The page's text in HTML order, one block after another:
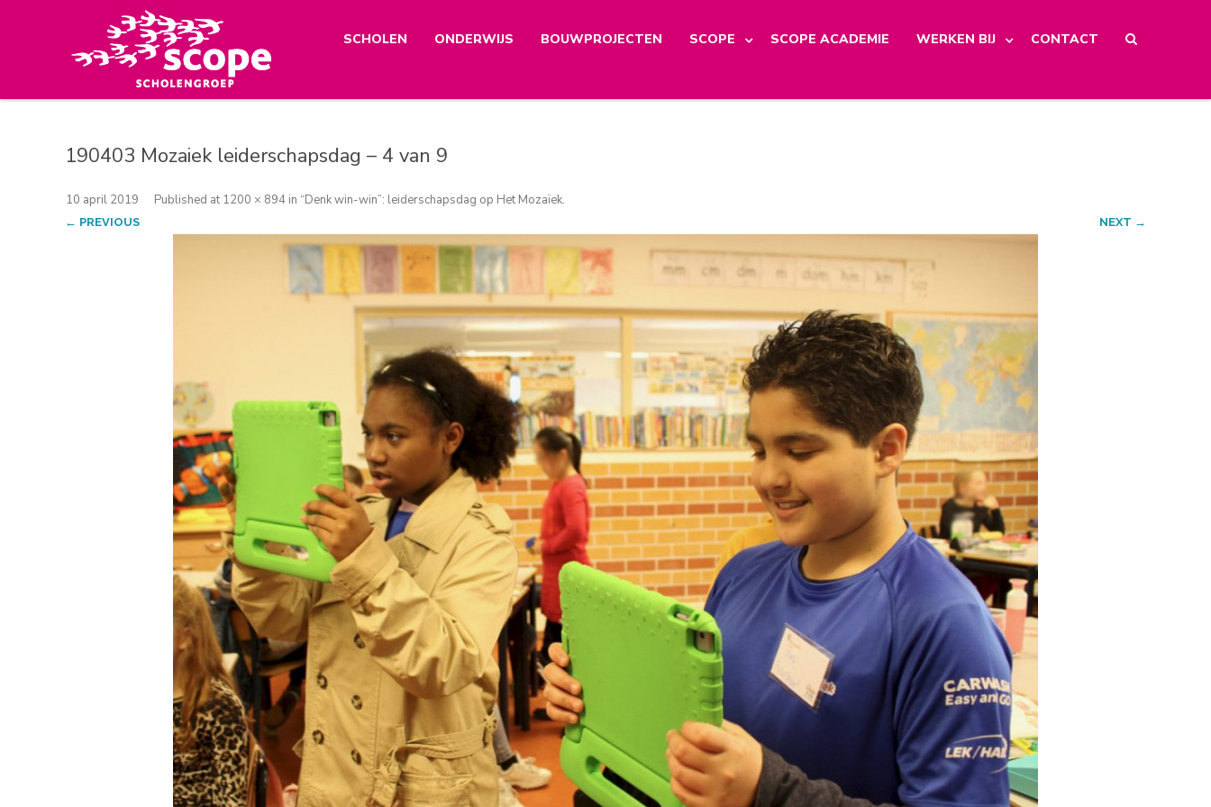
SCHOLEN ONDERWIJS BOUWPROJECTEN SCOPE SCOPE ACADEMIE WERKEN BIJ CONTACT
190403 Mozaiek leiderschapsdag – 4 van 9
Published
10 april 2019 at 1200 × 894 in “Denk win-win”: leiderschapsdag op Het Mozaïek.
← PREVIOUS NEXT →